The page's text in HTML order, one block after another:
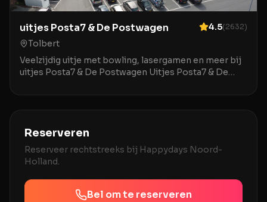
uitjes Posta7 & De Postwagen 4.5(2632)
Tolbert
Veelzijdig uitje met bowling, lasergamen en meer bij
uitjes Posta7 & De Postwagen Uitjes Posta7 & De
Reserveren
Reserveer rechtstreeks bij Happydays Noord-
Holland.
Bel om te reserveren